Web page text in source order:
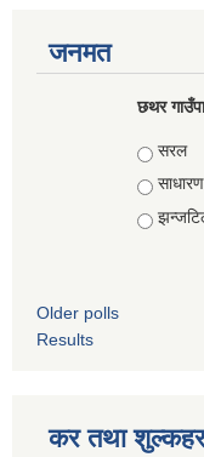
जनमत
छथर
Choices
सरल
साधारण
Older polls
Results
कर तथा